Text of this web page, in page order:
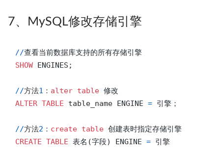
7、MySQL修改存储引擎
//
SHOW ENGINES;
//方法1 ： alter table
ALTER TABLE table_name ENGINE = 引擎；
//方法2 ： create table
CREATE TABLE 表名(字段) ENGINE = 引擎